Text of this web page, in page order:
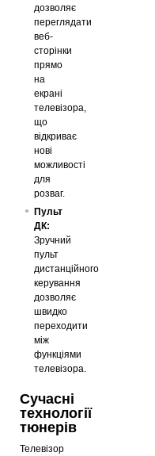
дозволяє
переглядати
веб-
сторінки
прямо
на
екрані
телевізора,
що
відкриває
нові
можливості
для
розваг.
Пульт
ДК:
Зручний
пульт
дистанційного
керування
дозволяє
швидко
переходити
між
функціями
телевізора.
Сучасні
технології
тюнерів
Телевізор